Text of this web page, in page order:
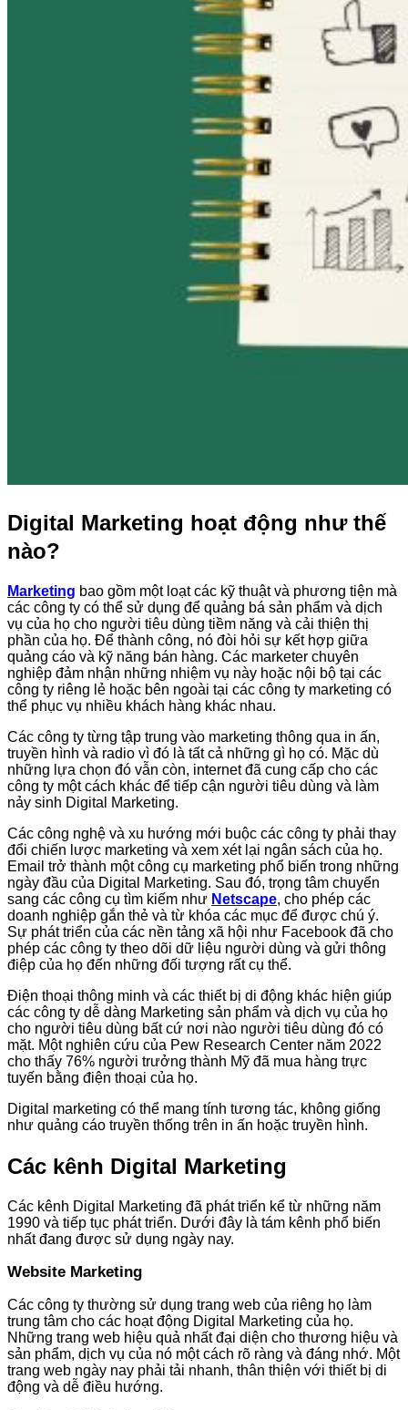
Digital Marketing hoạt động như thế
nào?
Marketing bao gồm một loạt các kỹ thuật và phương tiện mà
các công ty có thể sử dụng để quảng bá sản phẩm và dịch
vụ của họ cho người tiêu dùng tiềm năng và cải thiện thị
phần của họ. Để thành công, nó đòi hỏi sự kết hợp giữa
quảng cáo và kỹ năng bán hàng. Các marketer chuyên
nghiệp đảm nhận những nhiệm vụ này hoặc nội bộ tại các
công ty riêng lẻ hoặc bên ngoài tại các công ty marketing có
thể phục vụ nhiều khách hàng khác nhau.
Các công ty từng tập trung vào marketing thông qua in ấn,
truyền hình và radio vì đó là tất cả những gì họ có. Mặc dù
những lựa chọn đó vẫn còn, internet đã cung cấp cho các
công ty một cách khác để tiếp cận người tiêu dùng và làm
nảy sinh Digital Marketing.
Các công nghệ và xu hướng mới buộc các công ty phải thay
đổi chiến lược marketing và xem xét lại ngân sách của họ.
Email trở thành một công cụ marketing phổ biến trong những
ngày đầu của Digital Marketing. Sau đó, trọng tâm chuyển
sang các công cụ tìm kiếm như Netscape, cho phép các
doanh nghiệp gắn thẻ và từ khóa các mục để được chú ý.
Sự phát triển của các nền tảng xã hội như Facebook đã cho
phép các công ty theo dõi dữ liệu người dùng và gửi thông
điệp của họ đến những đối tượng rất cụ thể.
Điện thoại thông minh và các thiết bị di động khác hiện giúp
các công ty dễ dàng Marketing sản phẩm và dịch vụ của họ
cho người tiêu dùng bất cứ nơi nào người tiêu dùng đó có
mặt. Một nghiên cứu của Pew Research Center năm 2022
cho thấy 76% người trưởng thành Mỹ đã mua hàng trực
tuyến bằng điện thoại của họ.
Digital marketing có thể mang tính tương tác, không giống
như quảng cáo truyền thống trên in ấn hoặc truyền hình.
Các kênh Digital Marketing
Các kênh Digital Marketing đã phát triển kể từ những năm
1990 và tiếp tục phát triển. Dưới đây là tám kênh phổ biến
nhất đang được sử dụng ngày nay.
Website Marketing
Các công ty thường sử dụng trang web của riêng họ làm
trung tâm cho các hoạt động Digital Marketing của họ.
Những trang web hiệu quả nhất đại diện cho thương hiệu và
sản phẩm, dịch vụ của nó một cách rõ ràng và đáng nhớ. Một
trang web ngày nay phải tải nhanh, thân thiện với thiết bị di
động và dễ điều hướng.